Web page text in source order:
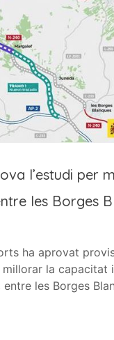
l’estudi per
les Borges
ha aprovat
la capacitat
les Borges